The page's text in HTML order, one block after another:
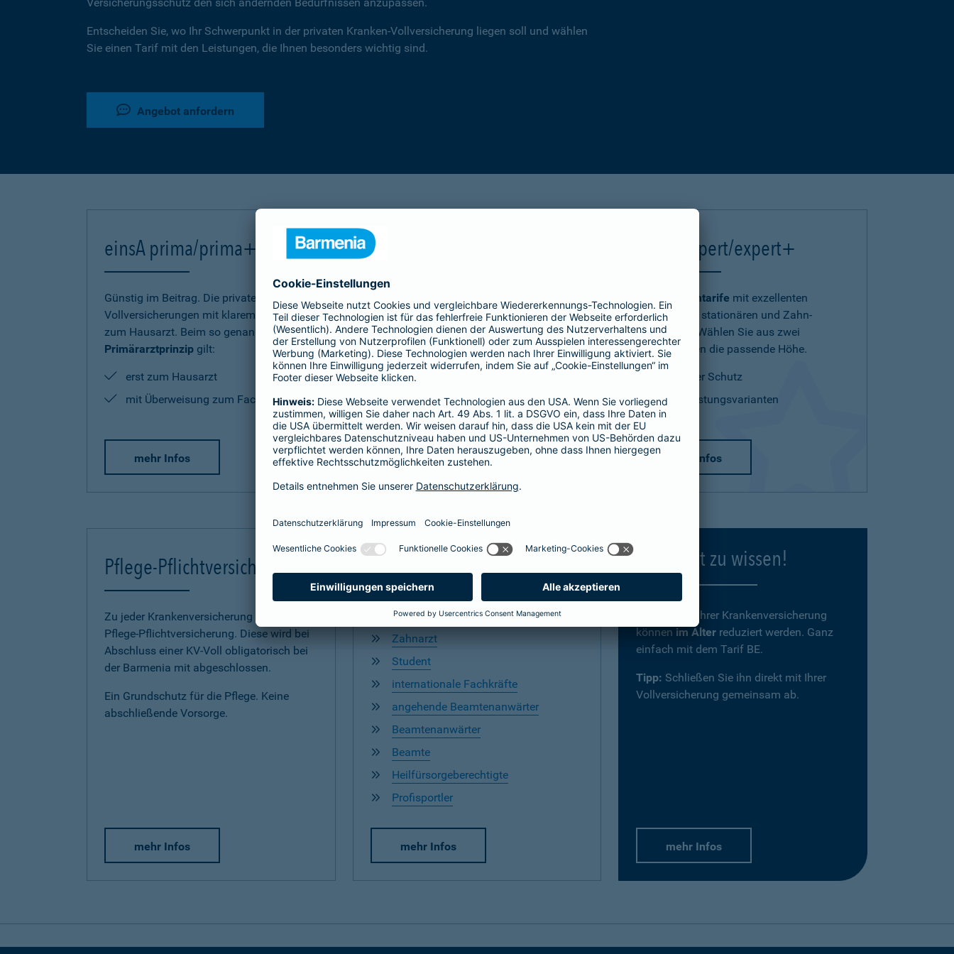
Entscheiden Sie, wo Ihr Schwerpunkt in der privaten Kranken-Vollversicherung liegen soll und wählen
Sie einen Tarif mit den Leistungen, die Ihnen besonders wichtig sind.
Angebot anfordern
einsA prima/prima+
Günstig im Beitrag. Die privaten Kranken-
Vollversicherungen mit klarem Bekenntnis
zum Hausarzt. Beim so genannten
Primärarztprinzip gilt:
erst zum Hausarzt
mit Überweisung zum Facharzt
mehr Infos
einsA primex
Hochwertiger Schutz mit Schwerpunkt auf
Leistungen in der ambulanten Versorgung.
Hier entscheiden Sie, ob Hausarzt oder
direkt zum Facharzt.
hochwertige ambulante Leistungen
Basisleistung im stationären Bereich
mehr Infos
einsA expert/expert+
Die Premiumtarife mit exzellenten
ambulanten, stationären und Zahn-
Leistungen. Wählen Sie aus zwei
Tarifvarianten die passende Höhe.
optimaler Schutz
zwei Leistungsvarianten
mehr Infos
Pflege-Pflichtversicherung
Zu jeder Krankenversicherung gehört eine
Pflege-Pflichtversicherung. Diese wird bei
Abschluss einer KV-Voll obligatorisch bei
der Barmenia mit abgeschlossen.
Ein Grundschutz für die Pflege. Keine
abschließende Vorsorge.
mehr Infos
Spezialtarife
Arzt
Zahnarzt
Student
internationale Fachkräfte
angehende Beamtenanwärter
Beamtenanwärter
Beamte
Heilfürsorgeberechtigte
Profisportler
mehr Infos
Gut zu wissen!
zu Ihrer Krankenversicherung
können im Alter reduziert werden. Ganz
einfach mit dem Tarif BE.
Tipp: Schließen Sie ihn direkt mit Ihrer
Vollversicherung gemeinsam ab.
mehr Infos